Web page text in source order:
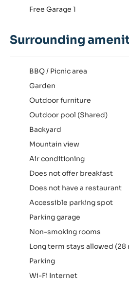
Free Garage 1
Surrounding
BBQ / Picnic area
Garden
Outdoor furniture
Outdoor pool (Shared)
Backyard
Mountain view
Air conditioning
Does not offer breakfast
Does not have a restaurant
Accessible parking spot
Parking garage
Non-smoking rooms
Long term stays allowed (28
Parking
Wi-Fi Internet